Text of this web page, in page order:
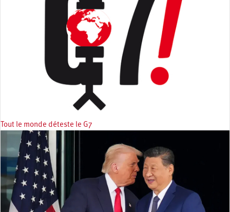
Tout le monde déteste le G7